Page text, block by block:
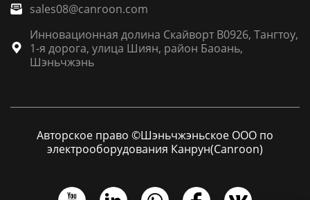
 sales08@canroon.com

Инновационная долина Скайворт B0926, Тангтоу,
1-я дорога, улица Шиян, район Баоань,
Шэньчжэнь
Авторское право ©Шэньчжэньское ООО по
электрооборудования Канрун(Canroon)